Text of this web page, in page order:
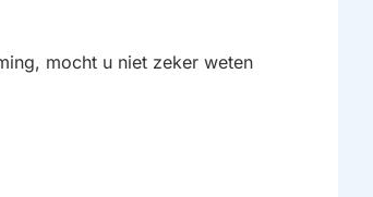
mocht u niet zeker weten